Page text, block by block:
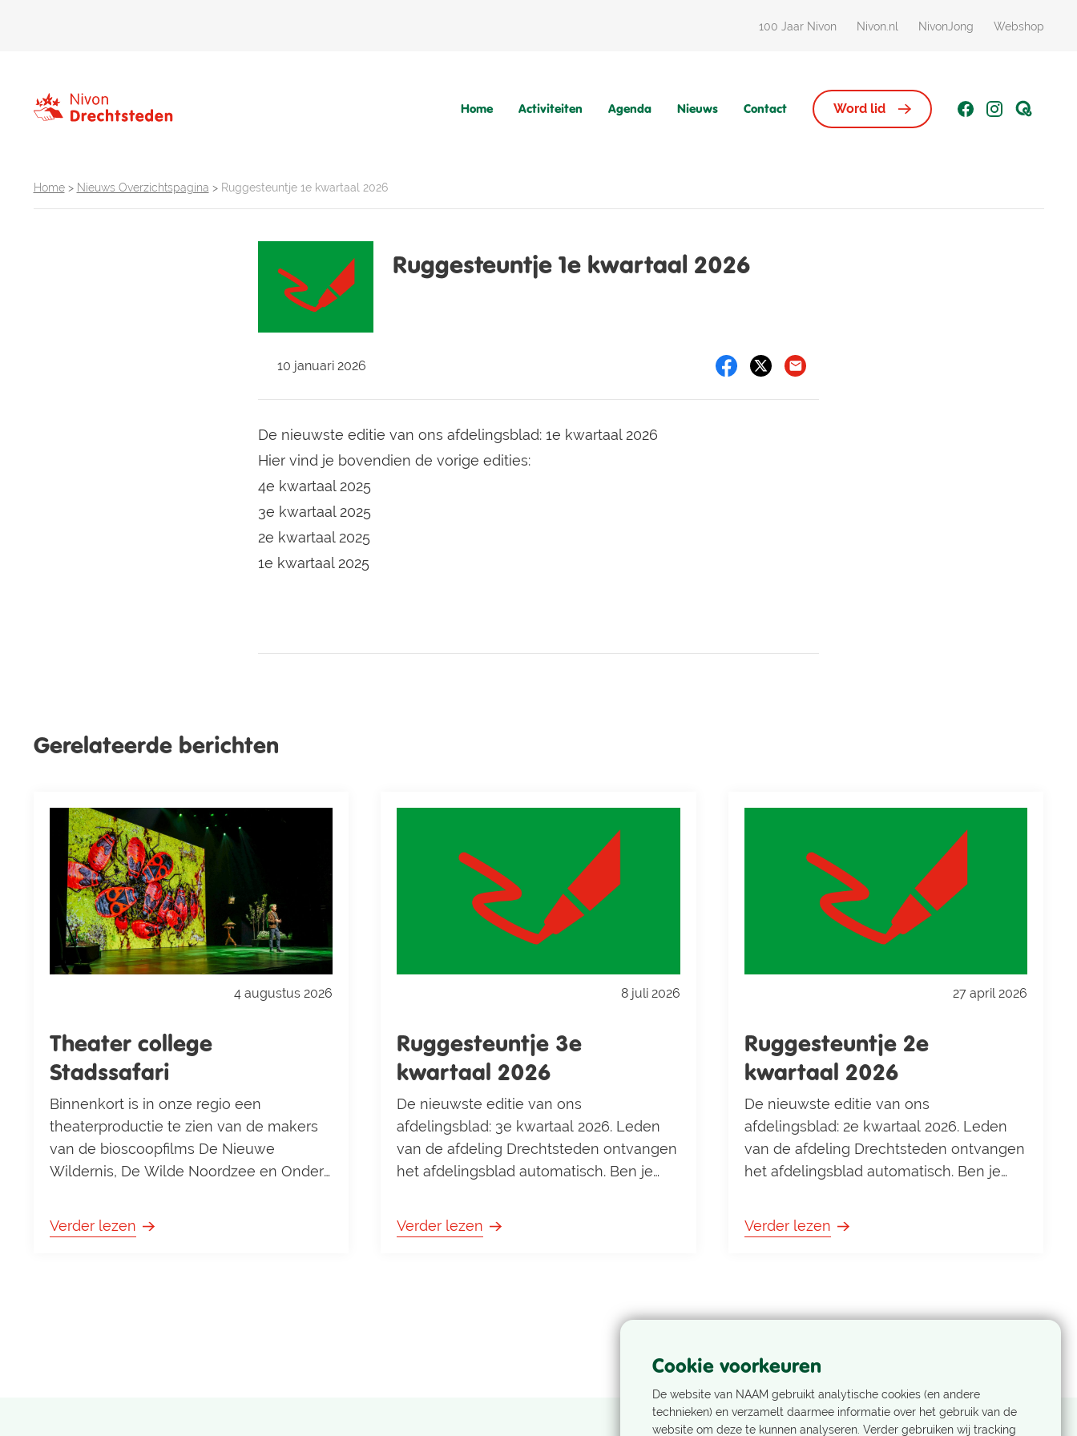
100 Jaar Nivon Nivon.nl NivonJong Webshop
Home Activiteiten Agenda Nieuws Contact Word lid
Home> Nieuws Overzichtspagina > Ruggesteuntje 1e kwartaal 2026
Ruggesteuntje 1e kwartaal 2026
10 januari 2026
De nieuwste editie van ons afdelingsblad: 1e kwartaal 2026
Hier vind je bovendien de vorige edities:
4e kwartaal 2025
3e kwartaal 2025
2e kwartaal 2025
1e kwartaal 2025
Gerelateerde berichten
4 augustus 2026
Theater college
Stadssafari
Binnenkort is in onze regio een
theaterproductie te zien van de makers
van de bioscoopfilms De Nieuwe
Wildernis, De Wilde Noordzee en Onder
bijzondere natuur die schuilgaat in de
stad, je tuin en je buurt. Geschikt voor
Verder lezen
8 juli 2026
Ruggesteuntje 3e
kwartaal 2026
De nieuwste editie van ons
afdelingsblad: 3e kwartaal 2026. Leden
van de afdeling Drechtsteden ontvangen
het afdelingsblad automatisch. Ben je
afdeling, maar wil je wel ons
afdelingsblad ontvangen, stuur dan een
kwartaal 2026 1e kwartaal 2026 4e
Verder lezen
27 april 2026
Ruggesteuntje 2e
kwartaal 2026
De nieuwste editie van ons
afdelingsblad: 2e kwartaal 2026. Leden
van de afdeling Drechtsteden ontvangen
het afdelingsblad automatisch. Ben je
afdeling, maar wil je wel ons
afdelingsblad ontvangen, stuur dan een
Verder lezen
Cookie voorkeuren
De website van NAAM gebruikt analytische cookies (en andere
technieken) en verzamelt daarmee informatie over het gebruik van de
website om deze te kunnen analyseren. Verder gebruiken wij tracking